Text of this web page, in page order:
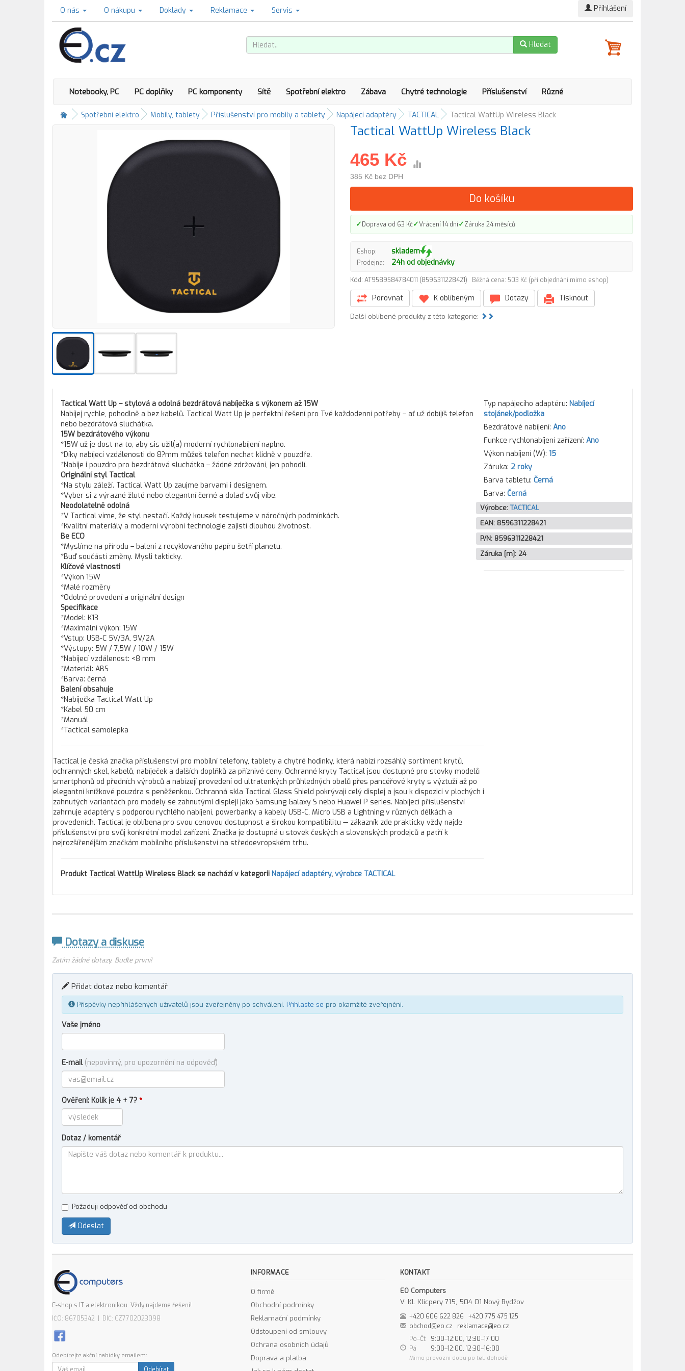
O nás O nákupu Doklady Reklamace Servis Přihlášení
Hledat
Notebooky, PC PC doplňky PC komponenty Sítě Spotřební elektro Zábava Chytré technologie Příslušenství Různé
Spotřební elektro Mobily, tablety Příslušenství pro mobily a tablety Napájecí adaptéry TACTICAL Tactical WattUp Wireless Black
Tactical WattUp Wireless Black
465 Kč
385 Kč bez DPH
Do košíku
✓Doprava od 63 Kč✓Vrácení 14 dní✓Záruka 24 měsíců
Eshop: skladem
Prodejna: 24h od objednávky
Kód: AT9589584784011 (8596311228421) Běžná cena: 503 Kč (při objednání mimo eshop)
Porovnat K oblíbeným Dotazy Tisknout
Další oblíbené produkty z této kategorie:
Tactical Watt Up – stylová a odolná bezdrátová nabíječka s výkonem až 15W
Nabíjej rychle, pohodlně a bez kabelů. Tactical Watt Up je perfektní řešení pro Tvé každodenní potřeby – ať už dobíjíš telefon
nebo bezdrátová sluchátka.
15W bezdrátového výkonu
*15W už je dost na to, aby sis užil(a) moderní rychlonabíjení naplno.
*Díky nabíjecí vzdálenosti do 8?mm můžeš telefon nechat klidně v pouzdře.
*Nabije i pouzdro pro bezdrátová sluchátka – žádné zdržování, jen pohodlí.
Originální styl Tactical
*Na stylu záleží. Tactical Watt Up zaujme barvami i designem.
*Vyber si z výrazné žluté nebo elegantní černé a dolaď svůj vibe.
Neodolatelně odolná
*V Tactical víme, že styl nestačí. Každý kousek testujeme v náročných podmínkách.
*Kvalitní materiály a moderní výrobní technologie zajistí dlouhou životnost.
Be ECO
*Myslíme na přírodu – balení z recyklovaného papíru šetří planetu.
*Buď součástí změny. Mysli takticky.
Klíčové vlastnosti
*Výkon 15W
*Malé rozměry
*Odolné provedení a originální design
Specifikace
*Model: K13
*Maximální výkon: 15W
*Vstup: USB-C 5V/3A, 9V/2A
*Výstupy: 5W / 7,5W / 10W / 15W
*Nabíjecí vzdálenost: <8 mm
*Materiál: ABS
*Barva: černá
Balení obsahuje
*Nabíječka Tactical Watt Up
*Kabel 50 cm
*Manuál
*Tactical samolepka
Tactical je česká značka příslušenství pro mobilní telefony, tablety a chytré hodinky, která nabízí rozsáhlý sortiment krytů,
ochranných skel, kabelů, nabíječek a dalších doplňků za příznivé ceny. Ochranné kryty Tactical jsou dostupné pro stovky modelů
smartphonů od předních výrobců a nabízejí provedení od ultratenkých průhledných obalů přes pancéřové kryty s výztuží až po
elegantní knížkové pouzdra s peněženkou. Ochranná skla Tactical Glass Shield pokrývají celý displej a jsou k dispozici v plochých i
zahnutých variantách pro modely se zahnutými displeji jako Samsung Galaxy S nebo Huawei P series. Nabíjecí příslušenství
zahrnuje adaptéry s podporou rychlého nabíjení, powerbanky a kabely USB-C, Micro USB a Lightning v různých délkách a
provedeních. Tactical je oblíbena pro svou cenovou dostupnost a širokou kompatibilitu — zákazník zde prakticky vždy najde
příslušenství pro svůj konkrétní model zařízení. Značka je dostupná u stovek českých a slovenských prodejců a patří k
nejrozšířenějším značkám mobilního příslušenství na středoevropském trhu.
Produkt Tactical WattUp Wireless Blackse nachází v kategorii Napájecí adaptéry, výrobce TACTICAL
Typ napájecího adaptéru: Nabíjecí
stojánek/podložka
Bezdrátové nabíjení: Ano
Funkce rychlonabíjení zařízení: Ano
Výkon nabíjení (W): 15
Záruka: 2 roky
Barva tabletu: Černá
Barva: Černá
Výrobce: TACTICAL
EAN: 8596311228421
P/N: 8596311228421
Záruka [m]: 24
Dotazy a diskuse
Zatím žádné dotazy. Buďte první!
Přidat dotaz nebo komentář
Příspěvky nepřihlášených uživatelů jsou zveřejněny po schválení. Přihlaste se pro okamžité zveřejnění.
Vaše jméno
E-mail (nepovinný, pro upozornění na odpověď)
Ověření: Kolik je 4 + 7? *
Dotaz / komentář
Požaduji odpověď od obchodu
Odeslat
E-shop s IT a elektronikou. Vždy najdeme řešení!
IČO: 86705342 | DIČ: CZ7702023098
Odebírejte akční nabídky emailem:
INFORMACE
O firmě
Obchodní podmínky
Reklamační podmínky
Odstoupení od smlouvy
Ochrana osobních údajů
Doprava a platba
KONTAKT
EO Computers
V. Kl. Klicpery 715, 504 01 Nový Bydžov
+420 606 622 826
+420 775 475 125
obchod@eo.cz
reklamace@eo.cz
Po–Čt
9:00–12:00, 12:30–17:00
Pá
9:00–12:00, 12:30–16:00
Mimo provozní dobu po tel. dohodě